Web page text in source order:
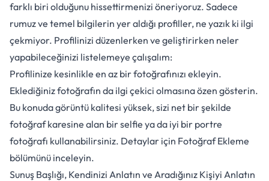
farklı biri olduğunu hissettirmenizi öneriyoruz. Sadece
rumuz ve temel bilgilerin yer aldığı profiller, ne yazık ki ilgi
çekmiyor. Profilinizi düzenlerken ve geliştirirken neler
yapabileceğinizi listelemeye çalışalım:
Profilinize kesinlikle en az bir fotoğrafınızı ekleyin.
Eklediğiniz fotoğrafın da ilgi çekici olmasına özen gösterin.
Bu konuda görüntü kalitesi yüksek, sizi net bir şekilde
fotoğraf karesine alan bir selfie ya da iyi bir portre
fotoğrafı kullanabilirsiniz. Detaylar için Fotoğraf Ekleme
bölümünü inceleyin.
Sunuş Başlığı, Kendinizi Anlatın ve Aradığınız Kişiyi Anlatın